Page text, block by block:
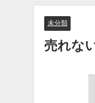
未分類
売れな